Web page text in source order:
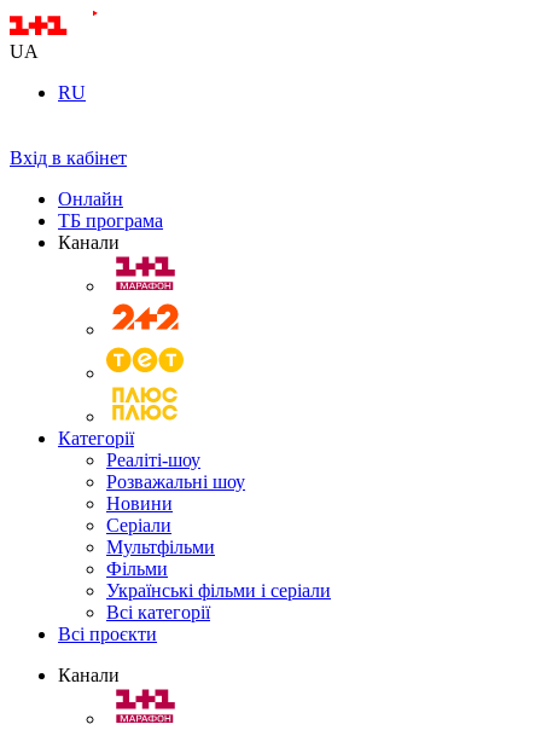
UA
RU
Вхід в кабінет
Онлайн
ТБ програма
Канали
Категорії
Реаліті-шоу
Розважальні шоу
Новини
Серіали
Мультфільми
Фільми
Українські фільми і серіали
Всі категорії
Всі проєкти
Канали